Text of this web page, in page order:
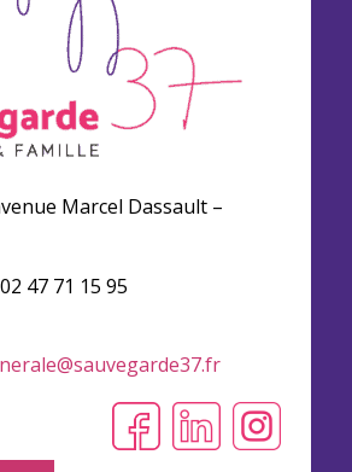
Marcel Dassault –
02 47 71 15 95